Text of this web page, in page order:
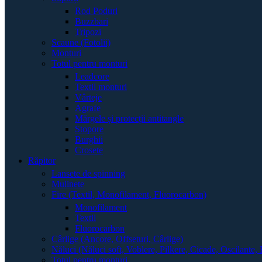
Rod Poduri
Buzzbari
Tripozi
Scaune (Fotolii)
Monturi
Totul pentru monturi
Leadcore
Textil monturi
Vârteje
Agrafe
Mărgele și protecții antitangle
Stopore
Burghii
Crosete
Răpitor
Lansete de spinning
Mulinete
Fire (Textil, Monofilament, Fluorocarbon)
Monofilament
Textil
Fluorocarbon
Cârlige (Ancore, Offseturi, Cârlige)
Năluci (Năluci soft, Voblere, Pilkere, Cicade, Oscilante,
Totul pentru monturi